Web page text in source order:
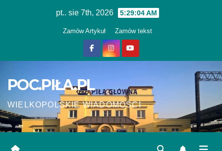
pt.. sie 7th, 2026 5:29:04 AM
Zamów Artykuł Zamów tekst
POC.PIŁA.PL
WIELKOPOLSKIE WIADOMOŚCI